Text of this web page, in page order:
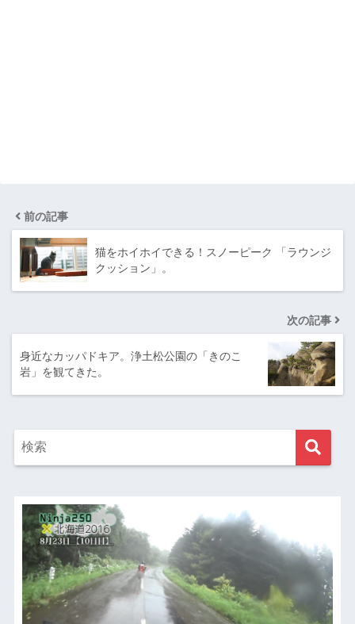
前の記事
猫をホイホイできる！スノーピーク 「ラウンジ
クッション」。
次の記事
身近なカッパドキア。浄土松公園の「きのこ
岩」を観てきた。